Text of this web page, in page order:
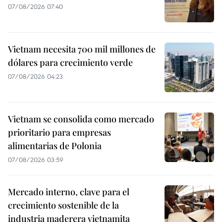
07/08/2026 07:40
Vietnam necesita 700 mil millones de
dólares para crecimiento verde
07/08/2026 04:23
Vietnam se consolida como mercado
prioritario para empresas
alimentarias de Polonia
07/08/2026 03:59
Mercado interno, clave para el
crecimiento sostenible de la
industria maderera vietnamita